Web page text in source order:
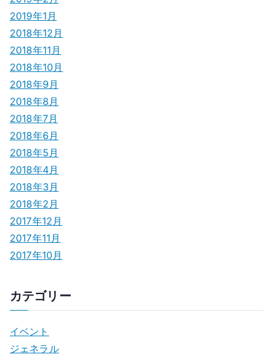
2019年1月
2018年12月
2018年11月
2018年10月
2018年9月
2018年8月
2018年7月
2018年6月
2018年5月
2018年4月
2018年3月
2018年2月
2017年12月
2017年11月
2017年10月
カテゴリー
イベント
ジェネラル